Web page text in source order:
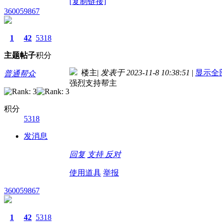
360059867
1
主题
42
帖子
5318
积分
普通帮众
积分
5318
发消息
楼主| 发表于 2023-11-8 10:38:51 | 显示全
强烈支持帮主
回复 支持 反对
使用道具 举报
360059867
1 42 5318